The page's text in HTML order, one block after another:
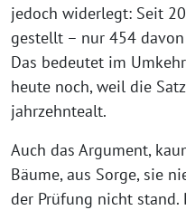
jedoch widerlegt: Seit
gestellt – nur 454
Das bedeutet im
heute noch, weil die
jahrzehntealt.
Auch das Argument,
Bäume, aus Sorge, sie
der Prüfung nicht